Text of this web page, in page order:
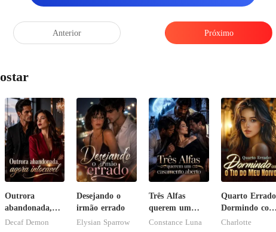
Anterior Próximo
Outrora
abandonada,
agora intocável
Decaf Demon
Desejando o
irmão errado
Elysian Sparrow
Três Alfas
querem um
casamento
Constance Luna
Quarto
Dormindo com
o Tio do Meu
Charlotte